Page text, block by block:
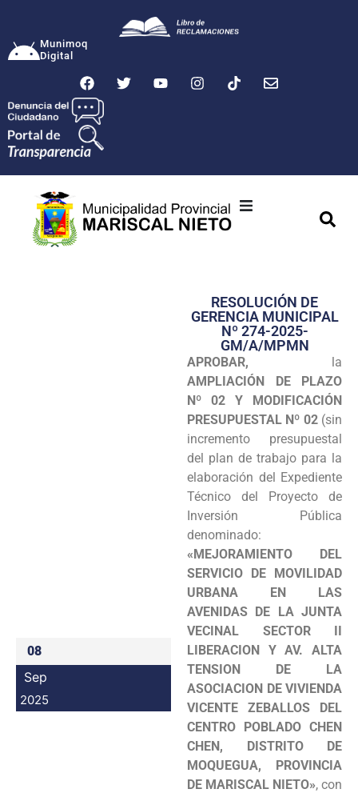
Munimoq
Digital
Transparencia
Seguridad
Programas
Intranet
08
Sep
2025
RESOLUCIÓN DE
GERENCIA MUNICIPAL
Nº 274-2025-
GM/A/MPMN
APROBAR, la
AMPLIACIÓN DE PLAZO
Nº 02 Y MODIFICACIÓN
PRESUPUESTAL Nº 02(sin
incremento presupuestal
del plan de trabajo para la
elaboración del Expediente
Técnico del Proyecto de
Inversión Pública
denominado:
«MEJORAMIENTO DEL
SERVICIO DE MOVILIDAD
URBANA EN LAS
AVENIDAS DE LA JUNTA
VECINAL SECTOR II
LIBERACION Y AV. ALTA
TENSION DE LA
ASOCIACION DE VIVIENDA
VICENTE ZEBALLOS DEL
CENTRO POBLADO CHEN
CHEN, DISTRITO DE
MOQUEGUA, PROVINCIA
DE MARISCAL NIETO», con